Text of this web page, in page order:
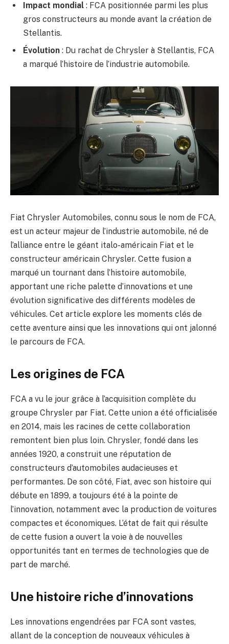
Impact mondial : FCA positionnée parmi les plus
gros constructeurs au monde avant la création de
Stellantis.
Évolution : Du rachat de Chrysler à Stellantis, FCA
a marqué l’histoire de l’industrie automobile.
Fiat Chrysler Automobiles, connu sous le nom de FCA,
est un acteur majeur de l’industrie automobile, né de
l’alliance entre le géant italo-américain Fiat et le
constructeur américain Chrysler. Cette fusion a
marqué un tournant dans l’histoire automobile,
apportant une riche palette d’innovations et une
évolution significative des différents modèles de
véhicules. Cet article explore les moments clés de
cette aventure ainsi que les innovations qui ont jalonné
le parcours de FCA.
Les origines de FCA
FCA a vu le jour grâce à l’acquisition complète du
groupe Chrysler par Fiat. Cette union a été officialisée
en 2014, mais les racines de cette collaboration
remontent bien plus loin. Chrysler, fondé dans les
années 1920, a construit une réputation de
constructeurs d’automobiles audacieuses et
performantes. De son côté, Fiat, avec son histoire qui
débute en 1899, a toujours été à la pointe de
l’innovation, notamment avec la production de voitures
compactes et économiques. L’état de fait qui résulte
de cette fusion a ouvert la voie à de nouvelles
opportunités tant en termes de technologies que de
part de marché.
Une histoire riche d’innovations
Les innovations engendrées par FCA sont vastes,
allant de la conception de nouveaux véhicules à